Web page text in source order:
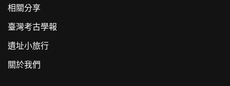
相關分享
臺灣考古學報
遺址小旅行
關於我們